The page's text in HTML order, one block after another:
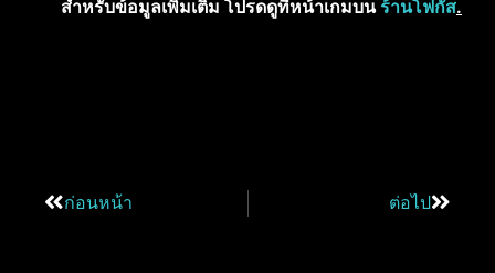
สำหรับข้อมูลเพิ่มเติม โปรดดูที่หน้าเกมบน ร้านโฟกัส.
ก่อนหน้า ต่อไป